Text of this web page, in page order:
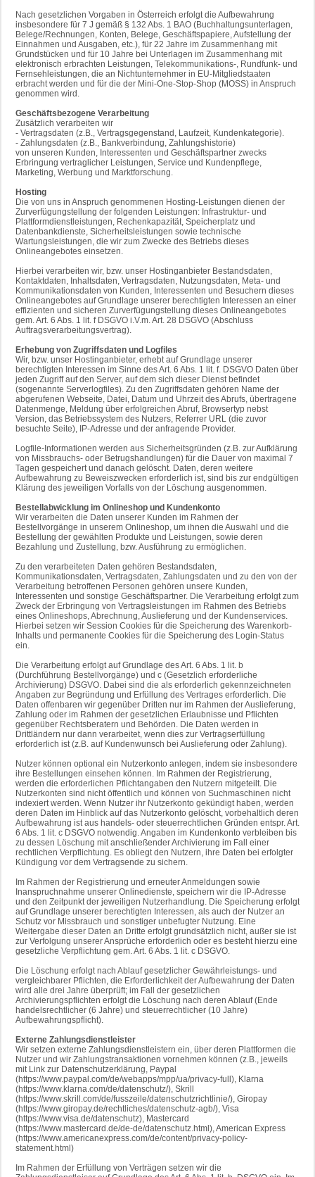
Nach gesetzlichen Vorgaben in Österreich erfolgt die Aufbewahrung
insbesondere für 7 J gemäß § 132 Abs. 1 BAO (Buchhaltungsunterlagen,
Belege/Rechnungen, Konten, Belege, Geschäftspapiere, Aufstellung der
Einnahmen und Ausgaben, etc.), für 22 Jahre im Zusammenhang mit
Grundstücken und für 10 Jahre bei Unterlagen im Zusammenhang mit
elektronisch erbrachten Leistungen, Telekommunikations-, Rundfunk- und
Fernsehleistungen, die an Nichtunternehmer in EU-Mitgliedstaaten
erbracht werden und für die der Mini-One-Stop-Shop (MOSS) in Anspruch
genommen wird.
Geschäftsbezogene Verarbeitung
Zusätzlich verarbeiten wir
- Vertragsdaten (z.B., Vertragsgegenstand, Laufzeit, Kundenkategorie).
- Zahlungsdaten (z.B., Bankverbindung, Zahlungshistorie)
von unseren Kunden, Interessenten und Geschäftspartner zwecks
Erbringung vertraglicher Leistungen, Service und Kundenpflege,
Marketing, Werbung und Marktforschung.
Hosting
Die von uns in Anspruch genommenen Hosting-Leistungen dienen der
Zurverfügungstellung der folgenden Leistungen: Infrastruktur- und
Plattformdienstleistungen, Rechenkapazität, Speicherplatz und
Datenbankdienste, Sicherheitsleistungen sowie technische
Wartungsleistungen, die wir zum Zwecke des Betriebs dieses
Onlineangebotes einsetzen.
Hierbei verarbeiten wir, bzw. unser Hostinganbieter Bestandsdaten,
Kontaktdaten, Inhaltsdaten, Vertragsdaten, Nutzungsdaten, Meta- und
Kommunikationsdaten von Kunden, Interessenten und Besuchern dieses
Onlineangebotes auf Grundlage unserer berechtigten Interessen an einer
effizienten und sicheren Zurverfügungstellung dieses Onlineangebotes
gem. Art. 6 Abs. 1 lit. f DSGVO i.V.m. Art. 28 DSGVO (Abschluss
Auftragsverarbeitungsvertrag).
Erhebung von Zugriffsdaten und Logfiles
Wir, bzw. unser Hostinganbieter, erhebt auf Grundlage unserer
berechtigten Interessen im Sinne des Art. 6 Abs. 1 lit. f. DSGVO Daten über
jeden Zugriff auf den Server, auf dem sich dieser Dienst befindet
(sogenannte Serverlogfiles). Zu den Zugriffsdaten gehören Name der
abgerufenen Webseite, Datei, Datum und Uhrzeit des Abrufs, übertragene
Datenmenge, Meldung über erfolgreichen Abruf, Browsertyp nebst
Version, das Betriebssystem des Nutzers, Referrer URL (die zuvor
besuchte Seite), IP-Adresse und der anfragende Provider.
Logfile-Informationen werden aus Sicherheitsgründen (z.B. zur Aufklärung
von Missbrauchs- oder Betrugshandlungen) für die Dauer von maximal 7
Tagen gespeichert und danach gelöscht. Daten, deren weitere
Aufbewahrung zu Beweiszwecken erforderlich ist, sind bis zur endgültigen
Klärung des jeweiligen Vorfalls von der Löschung ausgenommen.
Bestellabwicklung im Onlineshop und Kundenkonto
Wir verarbeiten die Daten unserer Kunden im Rahmen der
Bestellvorgänge in unserem Onlineshop, um ihnen die Auswahl und die
Bestellung der gewählten Produkte und Leistungen, sowie deren
Bezahlung und Zustellung, bzw. Ausführung zu ermöglichen.
Zu den verarbeiteten Daten gehören Bestandsdaten,
Kommunikationsdaten, Vertragsdaten, Zahlungsdaten und zu den von der
Verarbeitung betroffenen Personen gehören unsere Kunden,
Interessenten und sonstige Geschäftspartner. Die Verarbeitung erfolgt zum
Zweck der Erbringung von Vertragsleistungen im Rahmen des Betriebs
eines Onlineshops, Abrechnung, Auslieferung und der Kundenservices.
Hierbei setzen wir Session Cookies für die Speicherung des Warenkorb-
Inhalts und permanente Cookies für die Speicherung des Login-Status
ein.
Die Verarbeitung erfolgt auf Grundlage des Art. 6 Abs. 1 lit. b
(Durchführung Bestellvorgänge) und c (Gesetzlich erforderliche
Archivierung) DSGVO. Dabei sind die als erforderlich gekennzeichneten
Angaben zur Begründung und Erfüllung des Vertrages erforderlich. Die
Daten offenbaren wir gegenüber Dritten nur im Rahmen der Auslieferung,
Zahlung oder im Rahmen der gesetzlichen Erlaubnisse und Pflichten
gegenüber Rechtsberatern und Behörden. Die Daten werden in
Drittländern nur dann verarbeitet, wenn dies zur Vertragserfüllung
erforderlich ist (z.B. auf Kundenwunsch bei Auslieferung oder Zahlung).
Nutzer können optional ein Nutzerkonto anlegen, indem sie insbesondere
ihre Bestellungen einsehen können. Im Rahmen der Registrierung,
werden die erforderlichen Pflichtangaben den Nutzern mitgeteilt. Die
Nutzerkonten sind nicht öffentlich und können von Suchmaschinen nicht
indexiert werden. Wenn Nutzer ihr Nutzerkonto gekündigt haben, werden
deren Daten im Hinblick auf das Nutzerkonto gelöscht, vorbehaltlich deren
Aufbewahrung ist aus handels- oder steuerrechtlichen Gründen entspr. Art.
6 Abs. 1 lit. c DSGVO notwendig. Angaben im Kundenkonto verbleiben bis
zu dessen Löschung mit anschließender Archivierung im Fall einer
rechtlichen Verpflichtung. Es obliegt den Nutzern, ihre Daten bei erfolgter
Kündigung vor dem Vertragsende zu sichern.
Im Rahmen der Registrierung und erneuter Anmeldungen sowie
Inanspruchnahme unserer Onlinedienste, speichern wir die IP-Adresse
und den Zeitpunkt der jeweiligen Nutzerhandlung. Die Speicherung erfolgt
auf Grundlage unserer berechtigten Interessen, als auch der Nutzer an
Schutz vor Missbrauch und sonstiger unbefugter Nutzung. Eine
Weitergabe dieser Daten an Dritte erfolgt grundsätzlich nicht, außer sie ist
zur Verfolgung unserer Ansprüche erforderlich oder es besteht hierzu eine
gesetzliche Verpflichtung gem. Art. 6 Abs. 1 lit. c DSGVO.
Die Löschung erfolgt nach Ablauf gesetzlicher Gewährleistungs- und
vergleichbarer Pflichten, die Erforderlichkeit der Aufbewahrung der Daten
wird alle drei Jahre überprüft; im Fall der gesetzlichen
Archivierungspflichten erfolgt die Löschung nach deren Ablauf (Ende
handelsrechtlicher (6 Jahre) und steuerrechtlicher (10 Jahre)
Aufbewahrungspflicht).
Externe Zahlungsdienstleister
Wir setzen externe Zahlungsdienstleistern ein, über deren Plattformen die
Nutzer und wir Zahlungstransaktionen vornehmen können (z.B., jeweils
mit Link zur Datenschutzerklärung, Paypal
(https://www.paypal.com/de/webapps/mpp/ua/privacy-full), Klarna
(https://www.klarna.com/de/datenschutz/), Skrill
(https://www.skrill.com/de/fusszeile/datenschutzrichtlinie/), Giropay
(https://www.giropay.de/rechtliches/datenschutz-agb/), Visa
(https://www.visa.de/datenschutz), Mastercard
(https://www.mastercard.de/de-de/datenschutz.html), American Express
(https://www.americanexpress.com/de/content/privacy-policy-
statement.html)
Im Rahmen der Erfüllung von Verträgen setzen wir die